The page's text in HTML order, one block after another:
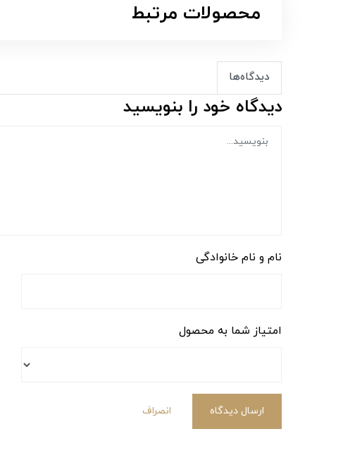
محصولات مرتبط
دیدگاه‌ها
دیدگاه خود را بنویسید
نام و نام خانوادگی
امتیاز شما به محصول
ارسال دیدگاه انصراف